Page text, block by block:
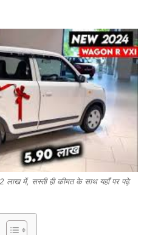
में, सस्ती ही कीमत के साथ यहाँ पर पढ़े